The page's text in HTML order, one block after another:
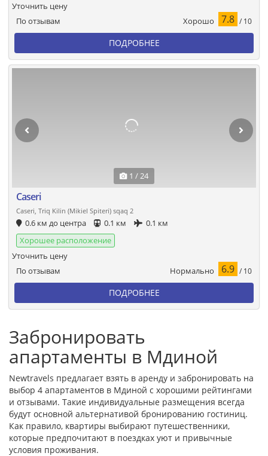
По отзывам Хорошо 7.8 / 10
Уточнить цену
ПОДРОБНЕЕ
1 / 24
Caseri
Caseri, Triq Kilin (Mikiel Spiteri) sqaq 2
0.6 км до центра 0.1 км
0.1 км
Хорошее расположение
По отзывам Нормально 6.9 / 10
Уточнить цену
ПОДРОБНЕЕ
Забронировать
апартаменты в Мдиной
Newtravels предлагает взять в аренду и забронировать на
выбор 4 апартаментов в Мдиной с хорошими рейтингами
и отзывами. Такие индивидуальные размещения всегда
будут основной альтернативой бронированию гостиниц.
Как правило, квартиры выбирают путешественники,
которые предпочитают в поездках уют и привычные
условия проживания.